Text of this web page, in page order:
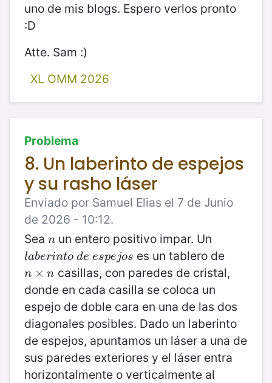
uno de mis blogs. Espero verlos pronto
:D
Atte. Sam :)
XL OMM 2026
Problema
8. Un laberinto de espejos
y su rasho láser
Enviado por Samuel Elias el 7 de Junio
de 2026 - 10:12.
Sea n
n un entero positivo impar. Un
laberinto de espejos
laberinto de espejos es un tablero de
n × n
n×n
casillas, con paredes de cristal,
donde en cada casilla se coloca un
espejo de doble cara en una de las dos
diagonales posibles. Dado un laberinto
de espejos, apuntamos un láser a una de
sus paredes exteriores y el láser entra
horizontalmente o verticalmente al